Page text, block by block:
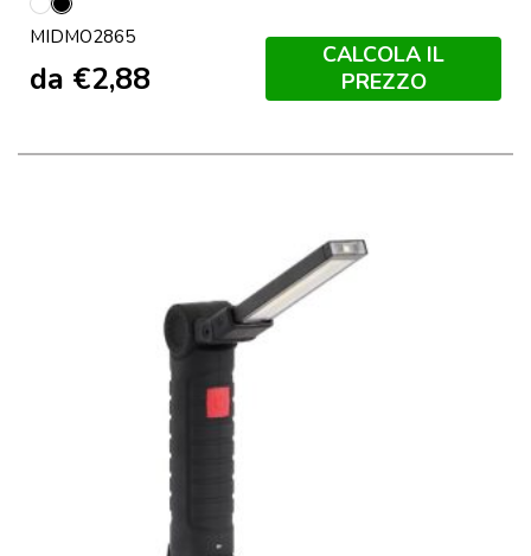
Bianco
Nero
MIDMO2865
da €2,88
CALCOLA IL
PREZZO